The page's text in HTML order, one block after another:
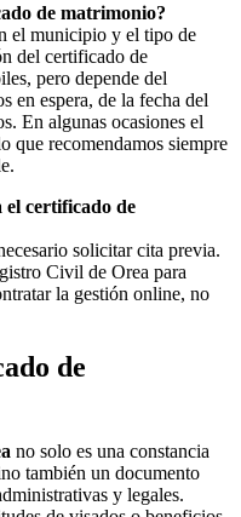
de matrimonio?
el municipio y el tipo de
del certificado de
pero depende del
en espera, de la fecha del
En algunas ocasiones el
que recomendamos siempre
el certificado de
solicitar cita previa.
Civil de Orea para
la gestión online, no
de
no solo es una constancia
también un documento
y legales.